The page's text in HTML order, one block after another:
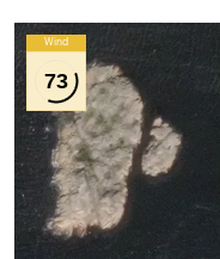
Wind
73